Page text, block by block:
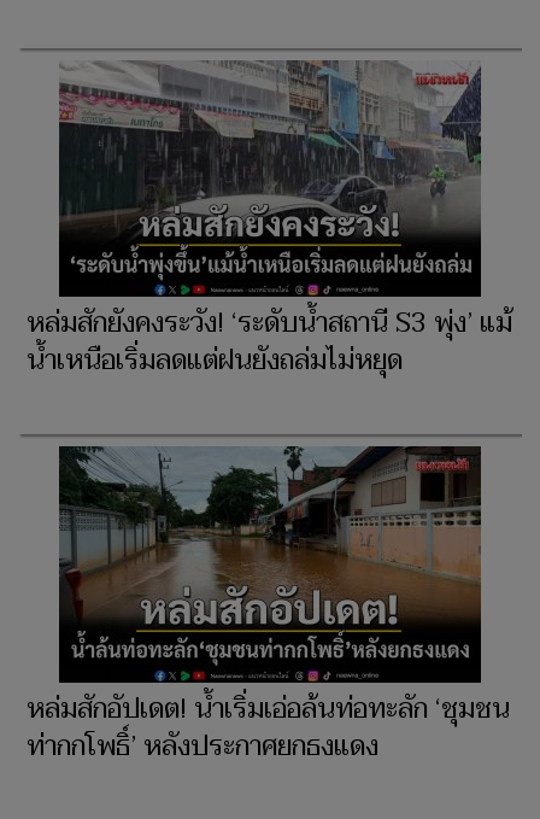
หล่มสักยังคงระวัง! ‘ระดับน้ำสถานี S3 พุ่ง’ แม้
น้ำเหนือเริ่มลดแต่ฝนยังถล่มไม่หยุด
หล่มสักอัปเดต! น้ำเริ่มเอ่อล้นท่อทะลัก ‘ชุมชน
ท่ากกโพธิ์’ หลังประกาศยกธงแดง